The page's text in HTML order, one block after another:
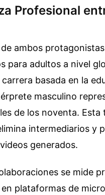
Profesional
ambos
para adultos a nivel
basada en la
masculino
de los noventa.
intermediarios y
generados.
se mide
plataformas de